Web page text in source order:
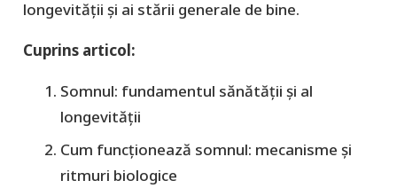
longevității și ai stării generale de bine.
Cuprins articol:
Somnul: fundamentul sănătății și al
longevității
Cum funcționează somnul: mecanisme și
ritmuri biologice